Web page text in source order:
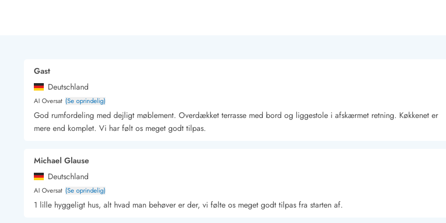
Minigolf i Vestjylland
Svømmehaller og badelande
Golfferie i sommerhus
Fitness og træning
Vandring langs Vestkysten
Vandski for hele familien
Sejlads langs Vestkysten
Historiske museer
Gast
Deutschland
AI Oversat (Se oprindelig)
God rumfordeling med dejligt møblement. Overdækket terrasse med bord og liggestole i afskærmet retning. Køkkenet er
mere end komplet. Vi har følt os meget godt tilpas.
Michael Glause
Deutschland
AI Oversat (Se oprindelig)
1 lille hyggeligt hus, alt hvad man behøver er der, vi følte os meget godt tilpas fra starten af.